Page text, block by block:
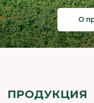
О
ПРОДУКЦИЯ